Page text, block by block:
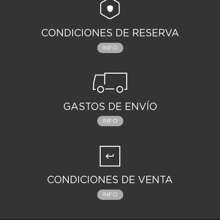
CONDICIONES DE RESERVA
INFO
GASTOS DE ENVÍO
INFO
CONDICIONES DE VENTA
INFO